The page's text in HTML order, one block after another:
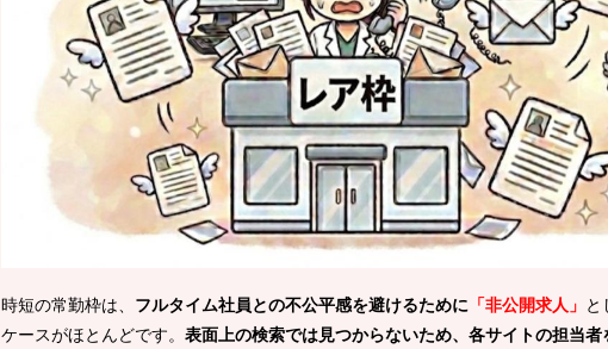
時短の常勤枠は、 フルタイム社員との不公平感を避けるために 「非公開求人」 と
ケースがほとんどです。 表面上の検索では見つからないため、各サイトの担当者